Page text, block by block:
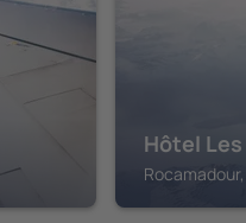
Hôtel